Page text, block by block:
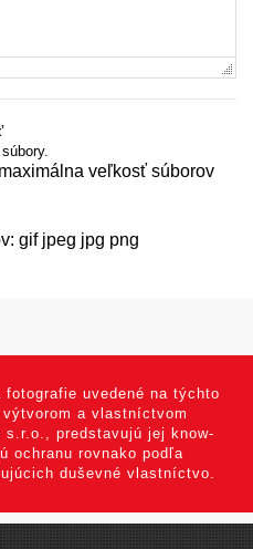
veľkosť súborov
gif jpeg jpg png
uvedené na týchto
a vlastníctvom
s.r.o., predstavujú jej know-
ochranu rovnako podľa
duševné vlastníctvo.